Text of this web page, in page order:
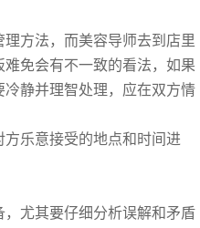
方法，而美容导师去到店里
免会有不一致的看法，如果
静并理智处理，应在双方情
乐意接受的地点和时间进
尤其要仔细分析误解和矛盾